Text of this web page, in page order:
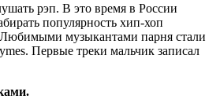
рэп. В это время в России
популярность хип-хоп
музыкантами парня стали
Первые треки мальчик записал